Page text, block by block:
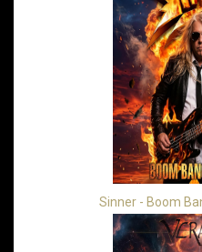
Sinner - Boom